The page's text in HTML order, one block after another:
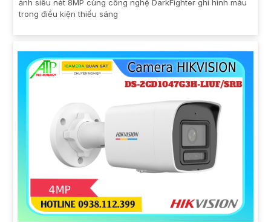
ảnh siêu nét 8MP cùng công nghệ DarkFighter ghi hình màu
trong điều kiện thiếu sáng